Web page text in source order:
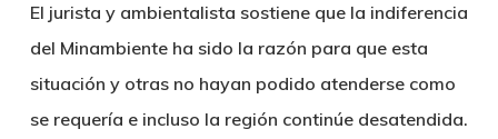
El jurista y ambientalista sostiene que la indiferencia
del Minambiente ha sido la razón para que esta
situación y otras no hayan podido atenderse como
se requería e incluso la región continúe desatendida.